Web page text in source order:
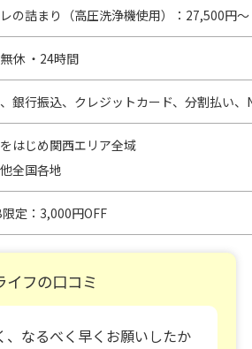
レの詰まり（高圧洗浄機使用）：27,500円～
休 ・24時間
銀行振込、クレジットカード、分割払い、
はじめ関西エリア全域
全国各地
限定：3,000円OFF
イフの口コミ
、なるべく早くお願いしたか